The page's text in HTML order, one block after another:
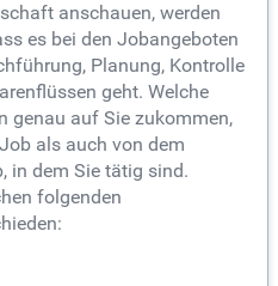
anschauen, werden
es bei den Jobangeboten
Planung, Kontrolle
geht. Welche
genau auf Sie zukommen,
als auch von dem
in dem Sie tätig sind.
folgenden